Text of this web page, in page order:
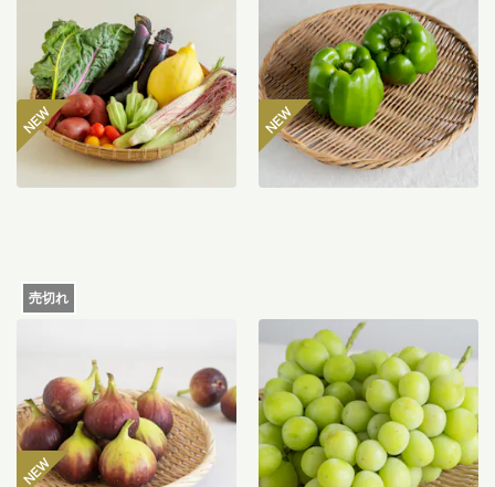
2,980円
マン 300g
485円〜
売切れ
ームのいちじく 12個入り
（特栽相当）
送料込
【産地直送】やまなし笛吹
のシャインマスカット
1.2kg（特栽相当）
送料込 6,580円